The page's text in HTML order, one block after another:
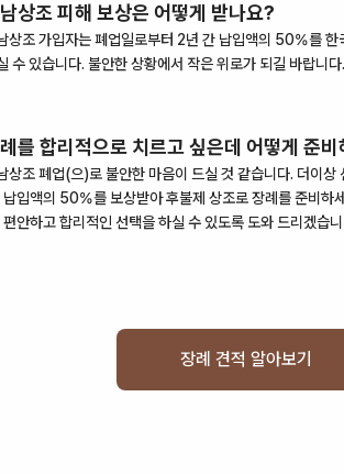
상조피해 보상은 어떻게 받나요?
상조가입자는폐업일로부터 2년 간 납입액의 50%를한
수 있습니다. 불안한 상황에서 작은 위로가 되길 바랍니다.
를 합리적으로 치르고 싶은데 어떻게 준
상조폐업(으)로 불안한 마음이 드실 것 같습니다. 더이상
납입액의 50%를 보상받아 후불제 상조로 장례를 준비하
편안하고 합리적인 선택을 하실 수 있도록 도와 드리겠습
장례 견적 알아보기